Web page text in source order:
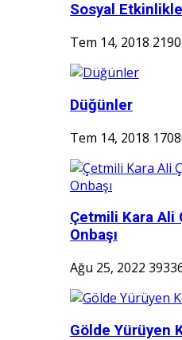
Sosyal
Tem 14, 2018
Düğünler
Tem 14, 2018
Çetmili Kara Ali
Onbaşı
Ağu 25, 2022
Gölde Yürüyen